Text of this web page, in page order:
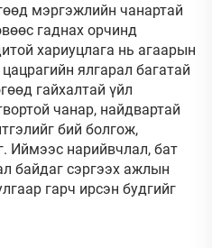
мэргэжлийн чанартай
гаднах орчинд
хариуцлага нь агаарын
ялгарал багатай
гайхалтай үйл
чанар, найдвартай
бий болгож,
Иймээс нарийвчлал, бат
байдаг сэргээх ажлын
гарч ирсэн будгийг